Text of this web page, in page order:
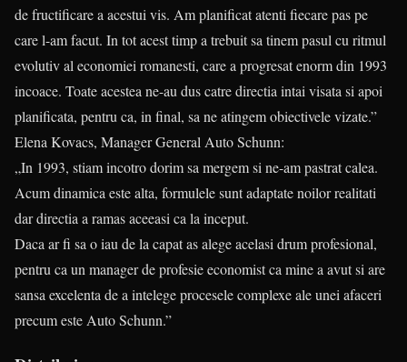
de fructificare a acestui vis. Am planificat atenti fiecare pas pe
care l-am facut. In tot acest timp a trebuit sa tinem pasul cu ritmul
evolutiv al economiei romanesti, care a progresat enorm din 1993
incoace. Toate acestea ne-au dus catre directia intai visata si apoi
planificata, pentru ca, in final, sa ne atingem obiectivele vizate.”
Elena Kovacs, Manager General Auto Schunn:
„In 1993, stiam incotro dorim sa mergem si ne-am pastrat calea.
Acum dinamica este alta, formulele sunt adaptate noilor realitati
dar directia a ramas aceeasi ca la inceput.
Daca ar fi sa o iau de la capat as alege acelasi drum profesional,
pentru ca un manager de profesie economist ca mine a avut si are
sansa excelenta de a intelege procesele complexe ale unei afaceri
precum este Auto Schunn.”